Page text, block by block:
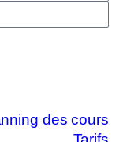
des cours